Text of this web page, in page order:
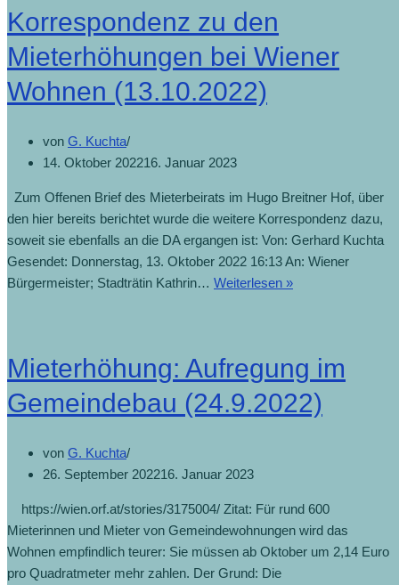
Korrespondenz zu den
Mieterhöhungen bei Wiener
Wohnen (13.10.2022)
von G. Kuchta
14. Oktober 202216. Januar 2023
Zum Offenen Brief des Mieterbeirats im Hugo Breitner Hof, über
den hier bereits berichtet wurde die weitere Korrespondenz dazu,
soweit sie ebenfalls an die DA ergangen ist: Von: Gerhard Kuchta
Gesendet: Donnerstag, 13. Oktober 2022 16:13 An: Wiener
Bürgermeister; Stadträtin Kathrin… Weiterlesen »
Mieterhöhung: Aufregung im
Gemeindebau (24.9.2022)
von G. Kuchta
26. September 202216. Januar 2023
https://wien.orf.at/stories/3175004/ Zitat: Für rund 600
Mieterinnen und Mieter von Gemeindewohnungen wird das
Wohnen empfindlich teurer: Sie müssen ab Oktober um 2,14 Euro
pro Quadratmeter mehr zahlen. Der Grund: Die